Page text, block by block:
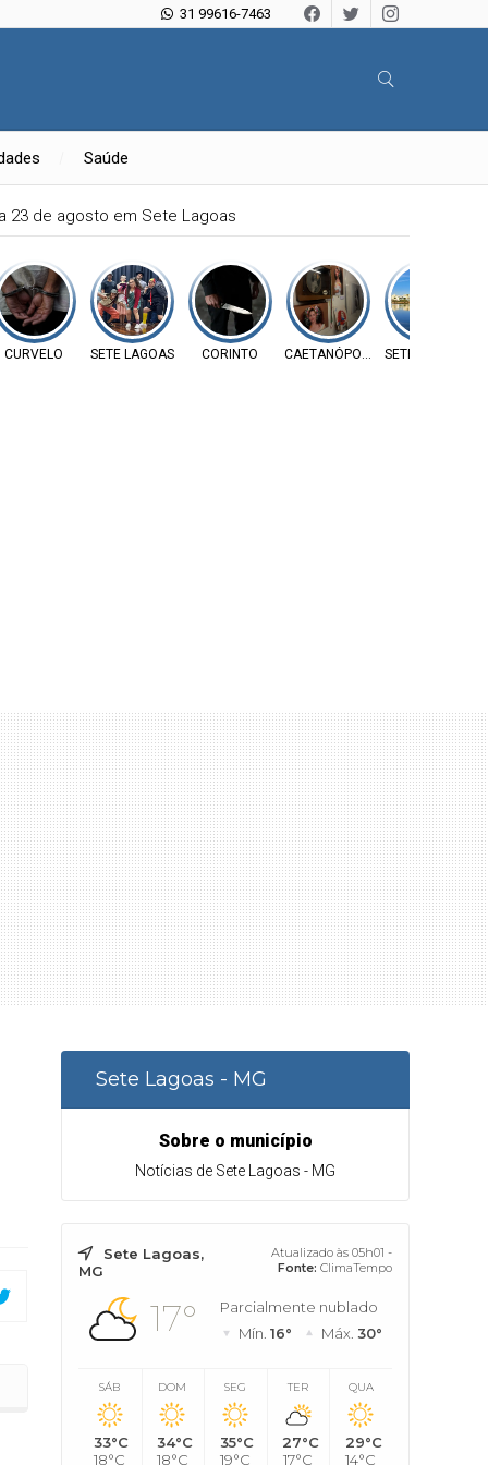
31 99616-7463
Saúde
23 de agosto em Sete Lagoas
CURVELO SETE LAGOAS CORINTO CAETANÓPOLIS SETE LAGOAS
Sete Lagoas - MG
Sobre o município
Notícias de Sete Lagoas - MG
Sete Lagoas,
MG
Atualizado às 05h01 -
Fonte: ClimaTempo
17°
Parcialmente nublado
Mín. 16° Máx. 30°
SÁB
33°C
18°C
DOM
34°C
18°C
SEG
35°C
19°C
TER
27°C
17°C
QUA
29°C
14°C